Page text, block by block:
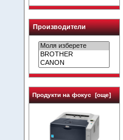
Производители
Продукти на фокус [още]